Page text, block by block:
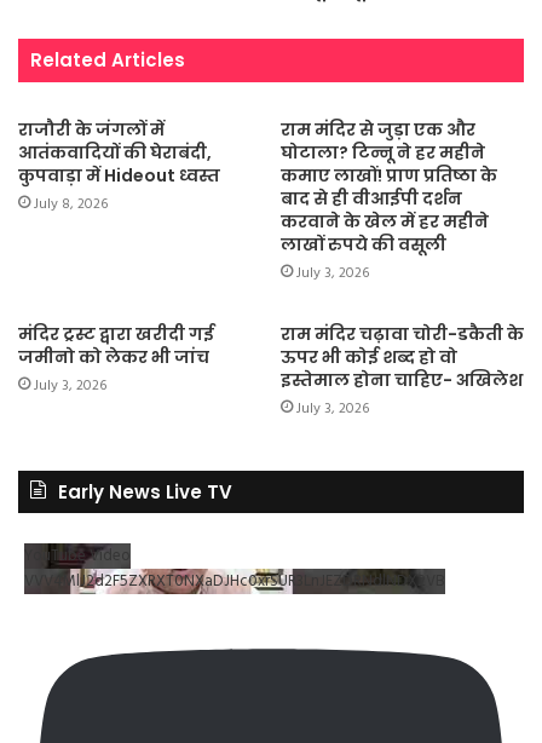
Related Articles
राजौरी के जंगलों में
आतंकवादियों की घेराबंदी,
कुपवाड़ा में Hideout ध्वस्त
July 8, 2026
राम मंदिर से जुड़ा एक और
घोटाला? टिन्नू ने हर महीने
कमाए लाखों! प्राण प्रतिष्ठा के
बाद से ही वीआईपी दर्शन
करवाने के खेल में हर महीने
लाखों रुपये की वसूली
July 3, 2026
मंदिर ट्रस्ट द्वारा खरीदी गई
जमीनो को लेकर भी जांच
July 3, 2026
राम मंदिर चढ़ावा चोरी-डकैती के
ऊपर भी कोई शब्द हो वो
इस्तेमाल होना चाहिए- अखिलेश
July 3, 2026
Early News Live TV
YouTube Video
VVV4MlJ2d2F5ZXRXT0NXaDJHc0xrSUR3LnJEZDRNdlNDX2VB